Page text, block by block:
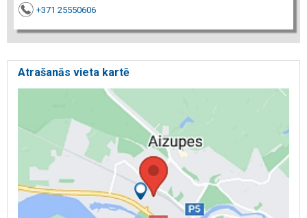
+371 25550606
Atrašanās vieta kartē